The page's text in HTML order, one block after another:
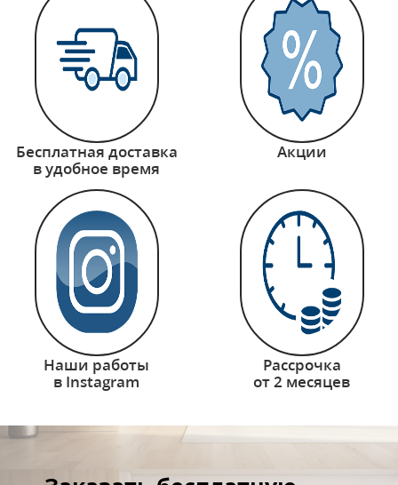
Бесплатная доставка
в удобное время
Акции
Наши работы
в Instagram
Рассрочка
от 2 месяцев